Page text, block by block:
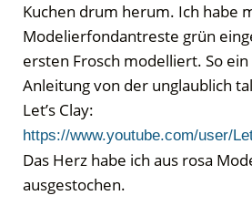
Kuchen drum herum. Ich habe
Modelierfondantreste grün
ersten Frosch modelliert. So
Anleitung von der unglaublich
Let’s Clay:
https://www.youtube.com/user/
Das Herz habe ich aus rosa
ausgestochen.